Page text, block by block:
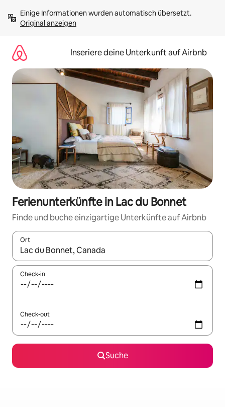
Inhalten
springenOriginal anzeigen
Inseriere deine Unterkunft auf Airbnb
Ferienunterkünfte in Lac du Bonnet
Finde und buche einzigartige Unterkünfte auf Airbnb
Ort
Wenn Ergebnisse verfügbar sind, navigiere mit den
Check-in
Check-out
Suche